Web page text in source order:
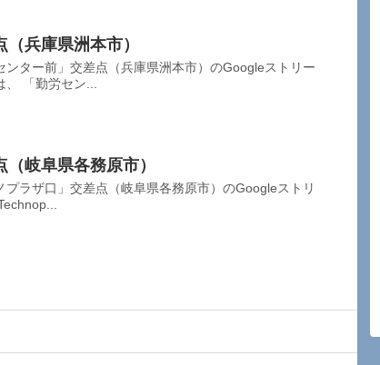
（兵庫県洲本市）
ター前」交差点（兵庫県洲本市）のGoogleストリー
、 「勤労セン...
（岐阜県各務原市）
ラザ口」交差点（岐阜県各務原市）のGoogleストリ